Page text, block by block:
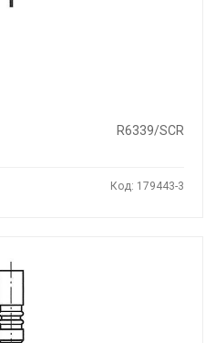
R6339/SCR
Код: 179443-3